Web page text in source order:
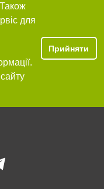
для
Прийняти